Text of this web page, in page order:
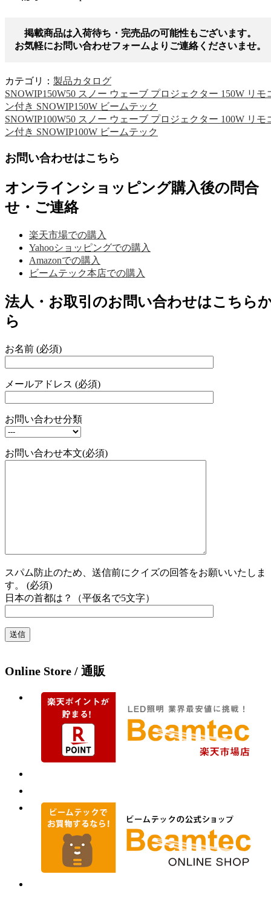
掲載商品は入荷待ち・完売品の可能性もございます。
お気軽にお問い合わせフォームよりご連絡くださいませ。
カテゴリ： 製品カタログ
SNOWIP150W50 スノー ウェーブ プロジェクター 150W リモ
ン付き SNOWIP150W ビームテック
SNOWIP100W50 スノー ウェーブ プロジェクター 100W リモ
ン付き SNOWIP100W ビームテック
お問い合わせはこちら
オンラインショッピング購入後の問合
せ・ご連絡
楽天市場での購入
Yahooショッピングでの購入
Amazonでの購入
ビームテック本店での購入
法人・お取引のお問い合わせはこちら
ら
お名前 (必須)
メールアドレス (必須)
お問い合わせ分類
お問い合わせ本文(必須)
スパム防止のため、送信前にクイズの回答をお願いいたしま
す。 (必須)
日本の首都は？（平仮名で5文字）
Online Store / 通販